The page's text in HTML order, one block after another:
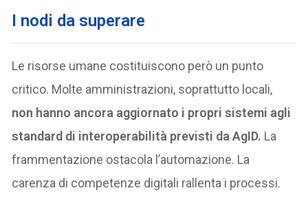
I nodi da superare
Le risorse umane costituiscono però un punto
critico. Molte amministrazioni, soprattutto locali,
non hanno ancora aggiornato i propri sistemi agli
standard di interoperabilità previsti da AgID. La
frammentazione ostacola l’automazione. La
carenza di competenze digitali rallenta i processi.